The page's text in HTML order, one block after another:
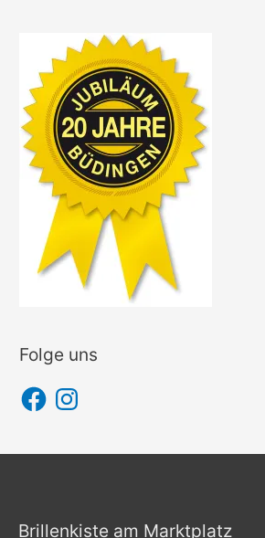
Folge uns
F
a
c
n
s
Brillenkiste am Marktplatz